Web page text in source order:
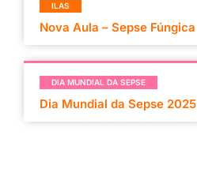
ILAS
Nova Aula – Sepse Fúngica
DIA MUNDIAL DA SEPSE
Dia Mundial da Sepse 2025